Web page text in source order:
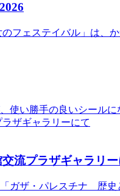
フェステイバル」は
使い勝手の良いシール
流プラザギャラリ
ガザ・パレスチナ 歴